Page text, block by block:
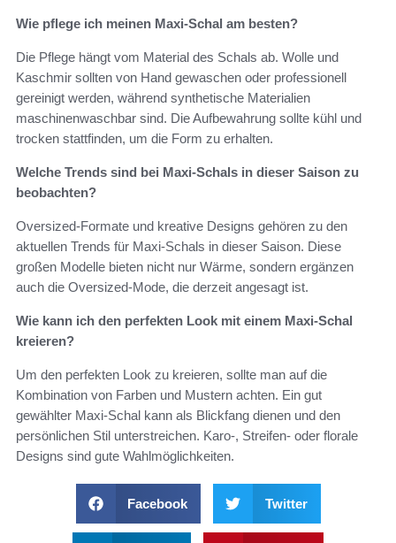
Wie pflege ich meinen Maxi-Schal am besten?
Die Pflege hängt vom Material des Schals ab. Wolle und
Kaschmir sollten von Hand gewaschen oder professionell
gereinigt werden, während synthetische Materialien
maschinenwaschbar sind. Die Aufbewahrung sollte kühl und
trocken stattfinden, um die Form zu erhalten.
Welche Trends sind bei Maxi-Schals in dieser Saison zu
beobachten?
Oversized-Formate und kreative Designs gehören zu den
aktuellen Trends für Maxi-Schals in dieser Saison. Diese
großen Modelle bieten nicht nur Wärme, sondern ergänzen
auch die Oversized-Mode, die derzeit angesagt ist.
Wie kann ich den perfekten Look mit einem Maxi-Schal
kreieren?
Um den perfekten Look zu kreieren, sollte man auf die
Kombination von Farben und Mustern achten. Ein gut
gewählter Maxi-Schal kann als Blickfang dienen und den
persönlichen Stil unterstreichen. Karo-, Streifen- oder florale
Designs sind gute Wahlmöglichkeiten.
Facebook Twitter